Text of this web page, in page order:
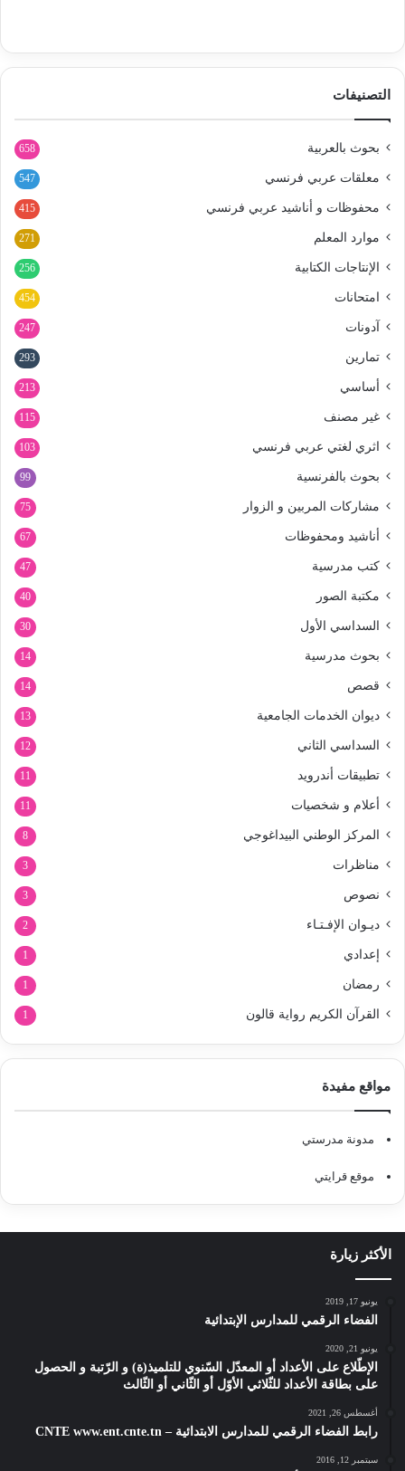
التصنيفات
بحوث بالعربية 658
معلقات عربي فرنسي 547
محفوظات و أناشيد عربي فرنسي 415
موارد المعلم 271
الإنتاجات الكتابية 256
امتحانات 454
آدونات 247
تمارين 293
أساسي 213
غير مصنف 115
اثري لغتي عربي فرنسي 103
بحوث بالفرنسية 99
مشاركات المربين و الزوار 75
أناشيد ومحفوظات 67
كتب مدرسية 47
مكتبة الصور 40
السداسي الأول 30
بحوث مدرسية 14
قصص 14
ديوان الخدمات الجامعية 13
السداسي الثاني 12
تطبيقات أندرويد 11
أعلام و شخصيات 11
المركز الوطني البيداغوجي 8
مناظرات 3
نصوص 3
ديـوان الإفـتـاء 2
إعدادي 1
رمضان 1
القرآن الكريم رواية قالون 1
مواقع مفيدة
مدونة مدرستي
موقع قرايتي
الأكثر زيارة
يونيو 17, 2019
الفضاء الرقمي للمدارس الإبتدائية
يونيو 21, 2020
الإطّلاع على الأعداد أو المعدّل السّنوي للتلميذ(ة) و الرّتبة و الحصول
على بطاقة الأعداد للثّلاثي الأوّل أو الثّاني أو الثّالث
أغسطس 26, 2021
رابط الفضاء الرقمي للمدارس الابتدائية – CNTE www.ent.cnte.tn
سبتمبر 12, 2016